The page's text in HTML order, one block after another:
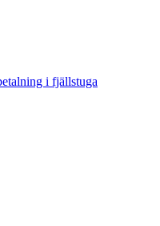
i fjällstuga